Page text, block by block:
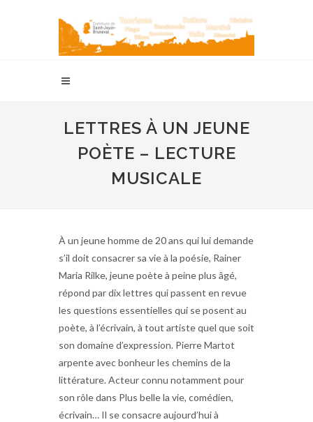
LETTRES À UN JEUNE
POÈTE – LECTURE
MUSICALE
À un jeune homme de 20 ans qui lui demande
s’il doit consacrer sa vie à la poésie, Rainer
Maria Rilke, jeune poète à peine plus âgé,
répond par dix lettres qui passent en revue
les questions essentielles qui se posent au
poète, à l’écrivain, à tout artiste quel que soit
son domaine d’expression. Pierre Martot
arpente avec bonheur les chemins de la
littérature. Acteur connu notamment pour
son rôle dans Plus belle la vie, comédien,
écrivain… Il se consacre aujourd’hui à